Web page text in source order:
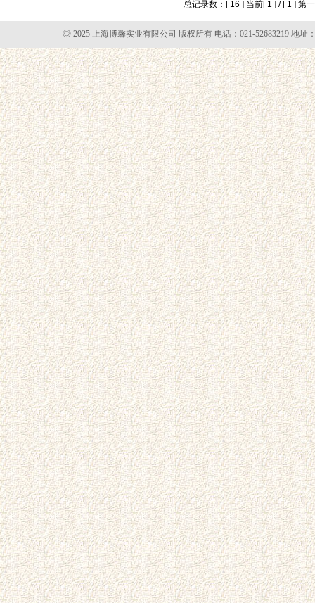
总记录数：[ 16 ] 当前[ 1 ] / [ 1 ] 第
◎ 2025 上海博馨实业有限公司 版权所有 电话：021-52683219 地